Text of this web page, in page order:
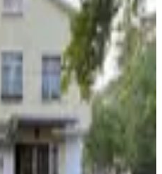
Silivri Gümüşyaka'da
Villa
Mahallesi
05.08.2026
Özgür Taban